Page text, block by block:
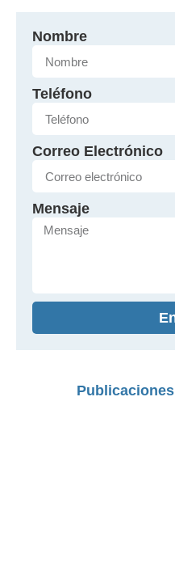
Nombre
Teléfono
Correo Electrónico
Mensaje